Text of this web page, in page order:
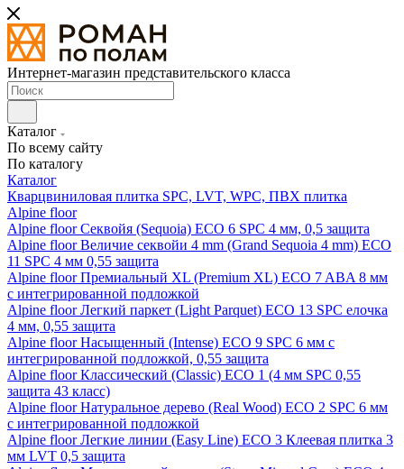
Интернет-магазин представительского класса
Каталог
По всему сайту
По каталогу
Каталог
Кварцвиниловая плитка SPC, LVT, WPC, ПВХ плитка
Alpine floor
Alpine floor Секвойя (Sequoia) ECO 6 SPC 4 мм, 0,5 защита
Alpine floor Величие секвойи 4 mm (Grand Sequoia 4 mm) ECO
11 SPC 4 мм 0,55 защита
Alpine floor Премиальный XL (Premium XL) ECO 7 ABA 8 мм
с интегрированной подложкой
Alpine floor Легкий паркет (Light Parquet) ECO 13 SPC елочка
4 мм, 0,55 защита
Alpine floor Насыщенный (Intense) ECO 9 SPC 6 мм с
интегрированной подложкой, 0,55 защита
Alpine floor Классический (Classic) ECO 1 (4 мм SPC 0,55
защита 43 класс)
Alpine floor Натуральное дерево (Real Wood) ECO 2 SPC 6 мм
с интегрированной подложкой
Alpine floor Легкие линии (Easy Line) ECO 3 Клеевая плитка 3
мм LVT 0,5 защита